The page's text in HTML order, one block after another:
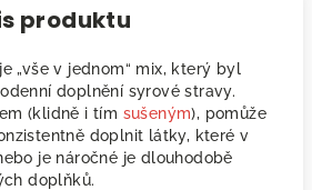
produktu
„vše v jednom“ mix, který byl
doplnění syrové stravy.
(klidně i tím sušeným), pomůže
doplnit látky, které v
je náročné je dlouhodobě
doplňků.